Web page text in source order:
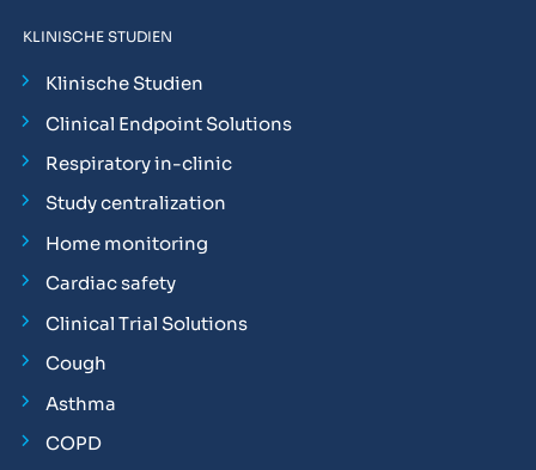
KLINISCHE STUDIEN
Klinische Studien
Clinical Endpoint Solutions
Respiratory in-clinic
Study centralization
Home monitoring
Cardiac safety
Clinical Trial Solutions
Cough
Asthma
COPD